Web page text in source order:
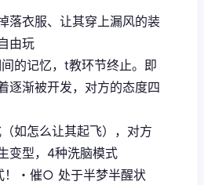
落衣服、让其穿上漏风的装
由玩
的记忆，t教环节终止。即
逐渐被开发，对方的态度四
如怎么让其起飞），对方
变型，4种洗脑模式
！・催○ 处于半梦半醒状